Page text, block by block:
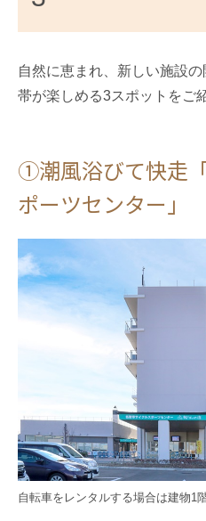
自然に恵まれ、新しい施設
帯が楽しめる3スポットをご
①潮風浴びて快走
ポーツセンター」
自転車をレンタルする場合は建物1